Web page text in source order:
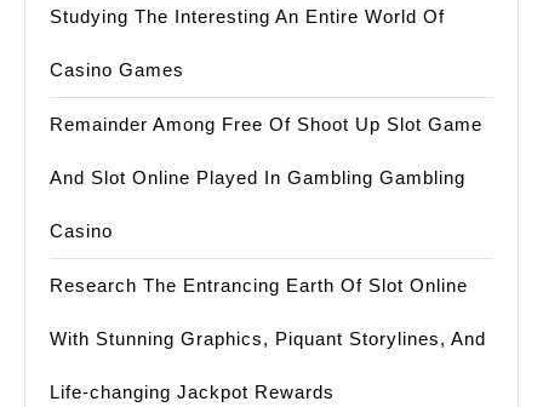
Studying The Interesting An Entire World Of
Casino Games
Remainder Among Free Of Shoot Up Slot Game
And Slot Online Played In Gambling Gambling
Casino
Research The Entrancing Earth Of Slot Online
With Stunning Graphics, Piquant Storylines, And
Life-changing Jackpot Rewards